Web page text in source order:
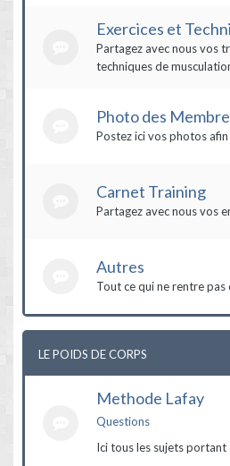
Exercices et
Partagez avec nous vos
techniques de
Photo des
Postez ici vos photos
Carnet Training
Partagez avec nous vos
Autres
Tout ce qui ne rentre pas
LE POIDS DE CORPS
Methode Lafay
Questions
Ici tous les sujets